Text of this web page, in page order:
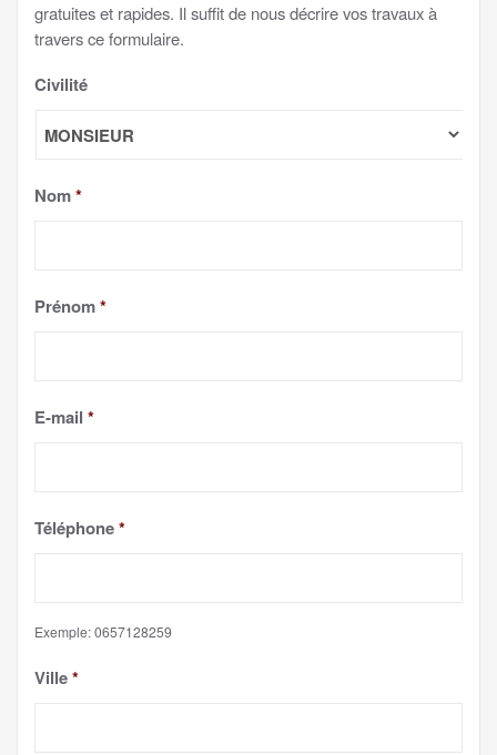
gratuites et rapides. Il suffit de nous décrire vos travaux à
travers ce formulaire.
Civilité
Nom*
Prénom*
E-mail *
Téléphone*
Exemple: 0657128259
Ville*